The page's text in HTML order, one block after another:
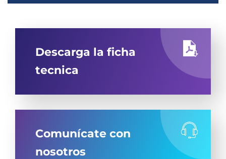
Descarga la ficha
tecnica
Comunícate con
nosotros